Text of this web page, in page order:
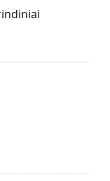
ir